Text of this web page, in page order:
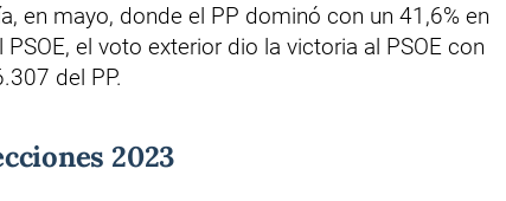
en mayo, donde el PP dominó con un 41,6% en
el voto exterior dio la victoria al PSOE con
del PP.
2023